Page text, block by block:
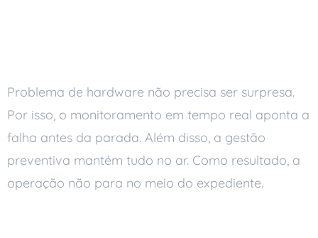
Problema de hardware não precisa ser surpresa.
Por isso, o monitoramento em tempo real aponta a
falha antes da parada. Além disso, a gestão
preventiva mantém tudo no ar. Como resultado, a
operação não para no meio do expediente.